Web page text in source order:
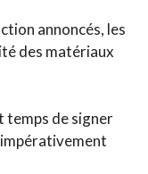
annoncés, les
des matériaux
temps de signer